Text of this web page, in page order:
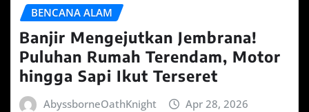
BENCANA ALAM
Banjir Mengejutkan Jembrana!
Puluhan Rumah Terendam, Motor
hingga Sapi Ikut Terseret
AbyssborneOathKnight Apr 28, 2026